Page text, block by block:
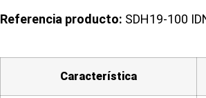
Referencia producto: SDH19-100
Característica